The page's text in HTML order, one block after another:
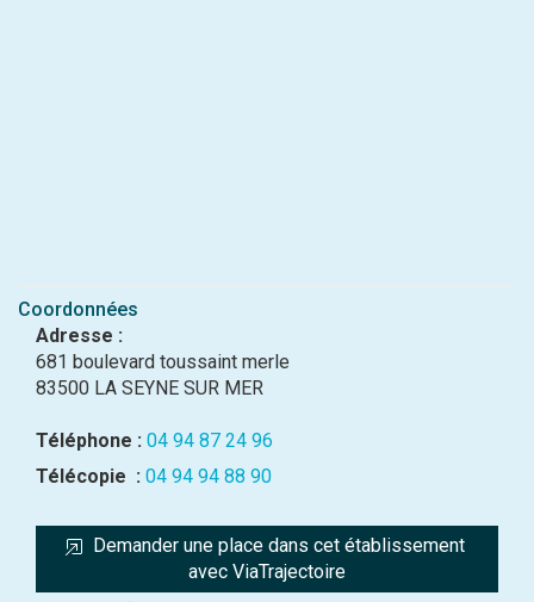
Coordonnées
Adresse :
681 boulevard toussaint merle
83500 LA SEYNE SUR MER
Téléphone : 04 94 87 24 96
Télécopie : 04 94 94 88 90
Demander une place dans cet établissement
avec ViaTrajectoire